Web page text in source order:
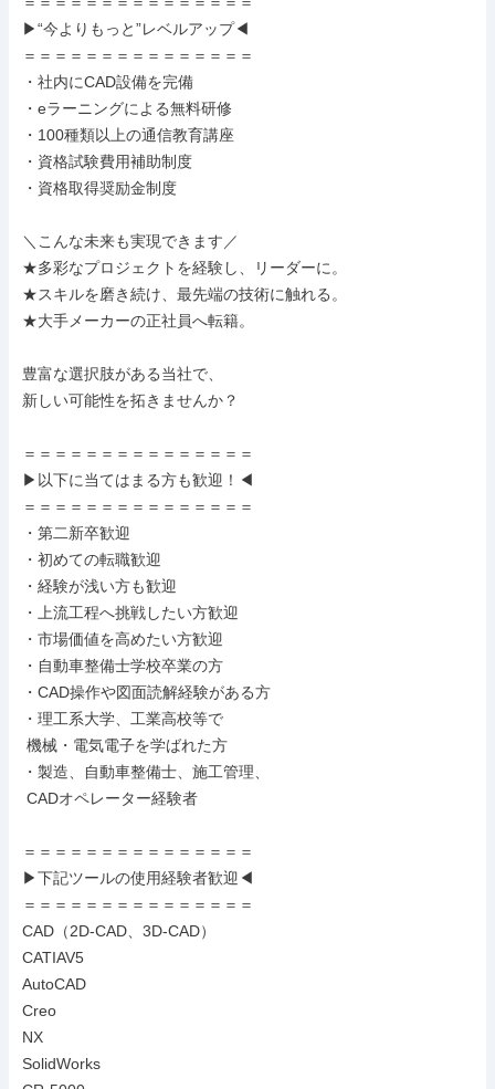
▶“今よりもっと”レベルアップ◀
＝＝＝＝＝＝＝＝＝＝＝＝＝＝＝
・社内にCAD設備を完備
・eラーニングによる無料研修
・100種類以上の通信教育講座
・資格試験費用補助制度
・資格取得奨励金制度
＼こんな未来も実現できます／
★多彩なプロジェクトを経験し、リーダーに。
★スキルを磨き続け、最先端の技術に触れる。
★大手メーカーの正社員へ転籍。
豊富な選択肢がある当社で、
新しい可能性を拓きませんか？
＝＝＝＝＝＝＝＝＝＝＝＝＝＝＝
▶以下に当てはまる方も歓迎！◀
＝＝＝＝＝＝＝＝＝＝＝＝＝＝＝
・第二新卒歓迎
・初めての転職歓迎
・経験が浅い方も歓迎
・上流工程へ挑戦したい方歓迎
・市場価値を高めたい方歓迎
・自動車整備士学校卒業の方
・CAD操作や図面読解経験がある方
・理工系大学、工業高校等で
・製造、自動車整備士、施工管理、
＝＝＝＝＝＝＝＝＝＝＝＝＝＝＝
▶下記ツールの使用経験者歓迎◀
＝＝＝＝＝＝＝＝＝＝＝＝＝＝＝
CAD（2D-CAD、3D-CAD）
CATIAV5
AutoCAD
Creo
NX
SolidWorks